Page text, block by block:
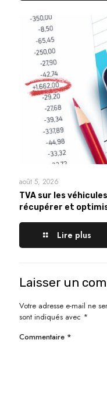
août 5, 2026
TVA sur les
récupérer et
Lire plus
Laisser un
Votre adresse e-mail ne
sont indiqués avec *
Commentaire *